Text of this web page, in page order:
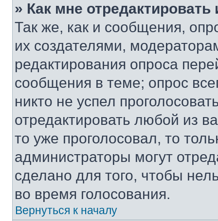
» Как мне
Так же, как и сообщения,
их создателями,
редактирования опроса
сообщения в теме; опрос
никто не успел
отредактировать любой из
то уже проголосовал, то
администраторы могут
сделано для того, чтобы
во время голосования.
Вернуться к началу